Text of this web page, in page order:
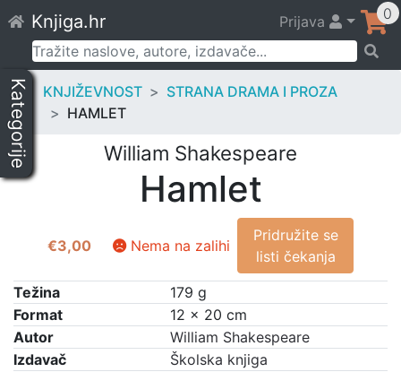
to
content
Knjiga.hr Prijava 0
Pretraži:
Kategorije KNJIŽEVNOST
STRANA DRAMA I PROZA
HAMLET
William Shakespeare
Hamlet
€3,00 Nema na zalihi
Pridružite se
listi čekanja
Težina
179 g
Format
12 × 20 cm
Autor
William Shakespeare
Izdavač
Školska knjiga